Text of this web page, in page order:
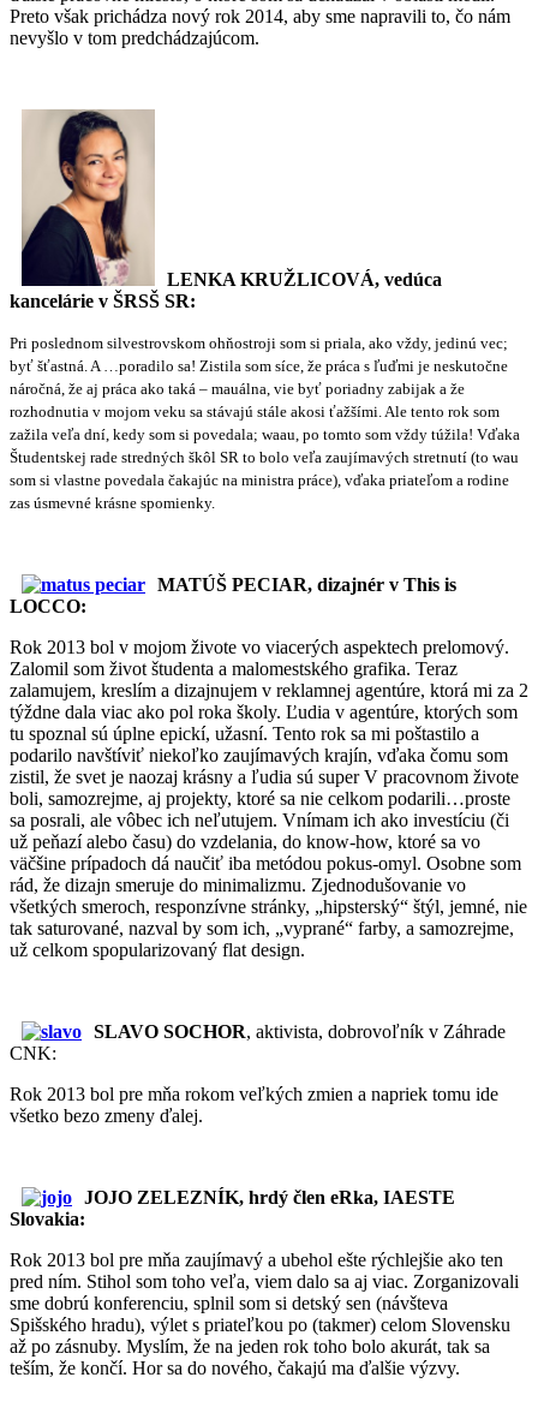
Preto však prichádza nový rok 2014, aby sme napravili to, čo nám
nevyšlo v tom predchádzajúcom.
LENKA KRUŽLICOVÁ, vedúca
kancelárie v ŠRSŠ SR:
Pri poslednom silvestrovskom ohňostroji som si priala, ako vždy, jedinú vec;
byť šťastná. A …poradilo sa! Zistila som síce, že práca s ľuďmi je neskutočne
náročná, že aj práca ako taká – mauálna, vie byť poriadny zabijak a že
rozhodnutia v mojom veku sa stávajú stále akosi ťažšími. Ale tento rok som
zažila veľa dní, kedy som si povedala; waau, po tomto som vždy túžila! Vďaka
Študentskej rade stredných škôl SR to bolo veľa zaujímavých stretnutí (to wau
som si vlastne povedala čakajúc na ministra práce), vďaka priateľom a rodine
zas úsmevné krásne spomienky.
MATÚŠ PECIAR, dizajnér v This is
LOCCO:
Rok 2013 bol v mojom živote vo viacerých aspektech prelomový.
Zalomil som život študenta a malomestského grafika. Teraz
zalamujem, kreslím a dizajnujem v reklamnej agentúre, ktorá mi za 2
týždne dala viac ako pol roka školy. Ľudia v agentúre, ktorých som
tu spoznal sú úplne epickí, užasní. Tento rok sa mi poštastilo a
podarilo navštíviť niekoľko zaujímavých krajín, vďaka čomu som
zistil, že svet je naozaj krásny a ľudia sú super V pracovnom živote
boli, samozrejme, aj projekty, ktoré sa nie celkom podarili…proste
sa posrali, ale vôbec ich neľutujem. Vnímam ich ako investíciu (či
už peňazí alebo času) do vzdelania, do know-how, ktoré sa vo
väčšine prípadoch dá naučiť iba metódou pokus-omyl. Osobne som
rád, že dizajn smeruje do minimalizmu. Zjednodušovanie vo
všetkých smeroch, responzívne stránky, „hipsterský“ štýl, jemné, nie
tak saturované, nazval by som ich, „vyprané“ farby, a samozrejme,
už celkom spopularizovaný flat design.
SLAVO SOCHOR, aktivista, dobrovoľník v Záhrade
CNK:
Rok 2013 bol pre mňa rokom veľkých zmien a napriek tomu ide
všetko bezo zmeny ďalej.
JOJO ZELEZNÍK, hrdý člen eRka, IAESTE
Slovakia:
Rok 2013 bol pre mňa zaujímavý a ubehol ešte rýchlejšie ako ten
pred ním. Stihol som toho veľa, viem dalo sa aj viac. Zorganizovali
sme dobrú konferenciu, splnil som si detský sen (návšteva
Spišského hradu), výlet s priateľkou po (takmer) celom Slovensku
až po zásnuby. Myslím, že na jeden rok toho bolo akurát, tak sa
teším, že končí. Hor sa do nového, čakajú ma ďalšie výzvy.